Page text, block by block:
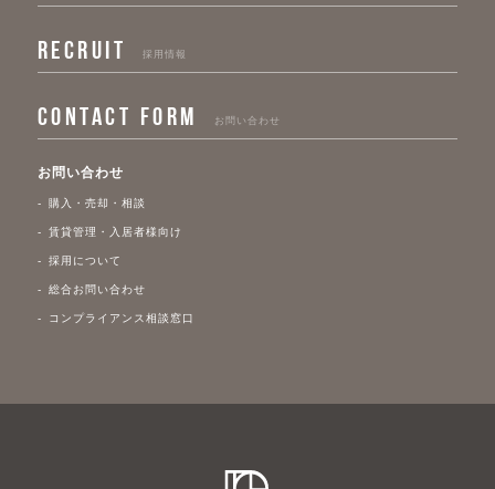
RECRUIT 採用情報
CONTACT FORM お問い合わせ
お問い合わせ
購入・売却・相談
賃貸管理・入居者様向け
採用について
総合お問い合わせ
コンプライアンス相談窓口